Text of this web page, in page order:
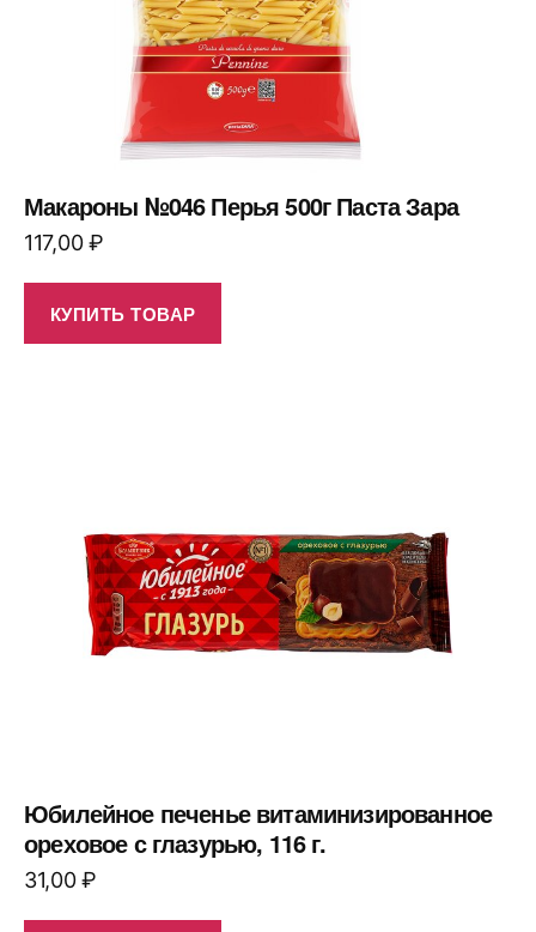
Макароны №046 Перья 500г Паста Зара
117,00₽
КУПИТЬ ТОВАР
Юбилейное печенье витаминизированное
ореховое с глазурью, 116 г.
31,00₽